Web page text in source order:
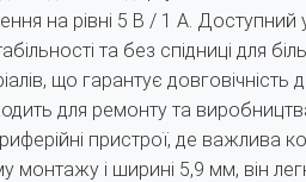
на рівні 5 В / 1 А. Доступний
та без спідниці для
що гарантує
для ремонту та
пристрої, де важлива
монтажу і ширині 5,9 мм, він